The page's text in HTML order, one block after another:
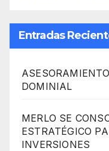
Entradas
DOMINIAL
MERLO SE
ESTRATÉGICO
INVERSIONES